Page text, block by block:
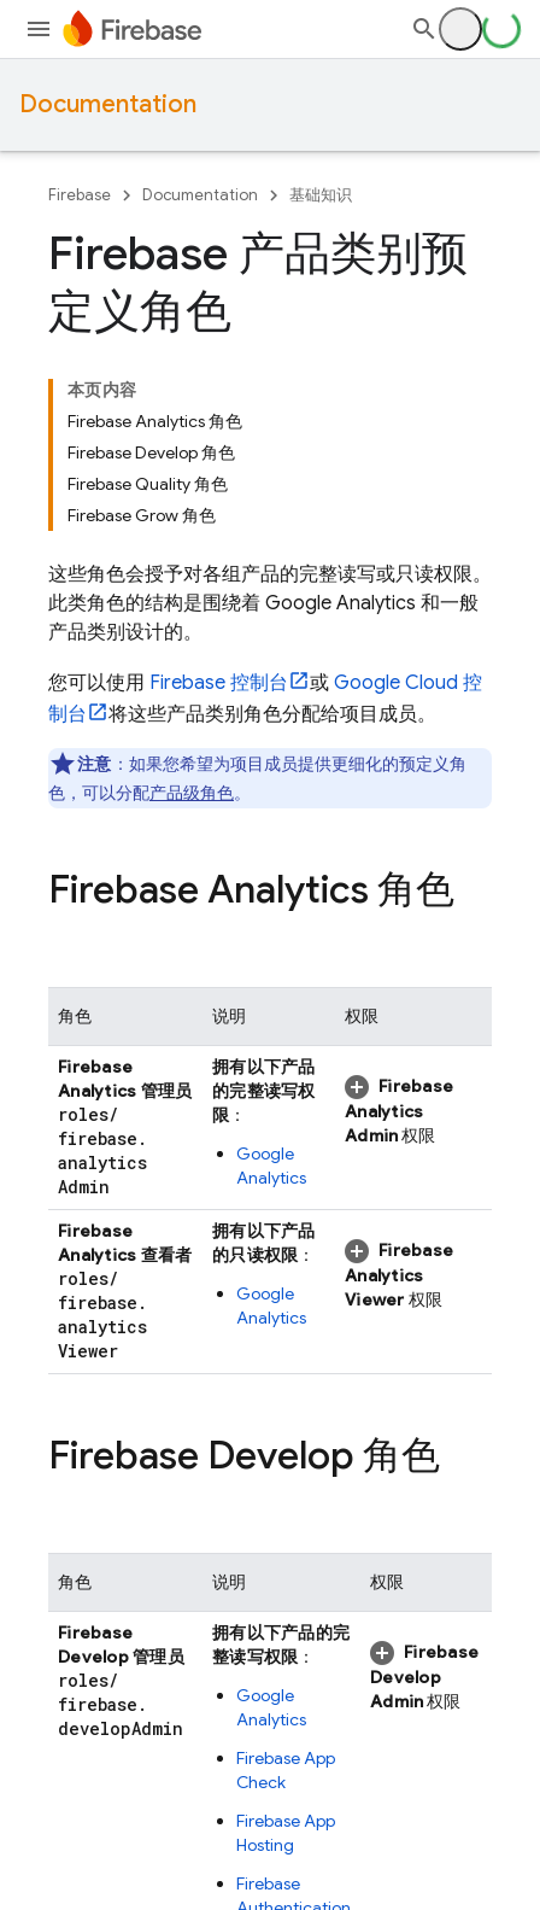
Documentation
Firebase Documentation 基础知识
Firebase 产品类别预
定义角色
本页内容
Firebase Analytics 角色
Firebase Develop 角色
Firebase Quality 角色
Firebase Grow 角色
这些角色会授予对各组产品的完整读写或只读权限。
此类角色的结构是围绕着 Google Analytics 和一般
产品类别设计的。
您可以使用 Firebase 控制台 或 Google Cloud 控
制台
将这些产品类别角色分配给项目成员。
注意 ：如果您希望为项目成员提供更细化的预定义角
色，可以分配产品级角色。
Firebase Analytics 角色
角色 说明 权限
Firebase
Analytics 管理员
roles/
firebase .
analytics
Admin
拥有以下产品
的完整读写权
限 ：
Google
Analytics
Firebase
Analytics
Admin权限
Firebase
Analytics 查看者
roles/
firebase .
analytics
Viewer
拥有以下产品
的只读权限 ：
Google
Analytics
Firebase
Analytics
Viewer 权限
Firebase Develop 角色
角色 说明 权限
Firebase
Develop 管理员
roles/
firebase .
developAdmin
拥有以下产品的完
整读写权限 ：
Google
Analytics
Firebase App
Check
Firebase App
Hosting
Firebase
Firebase
Develop
Admin权限